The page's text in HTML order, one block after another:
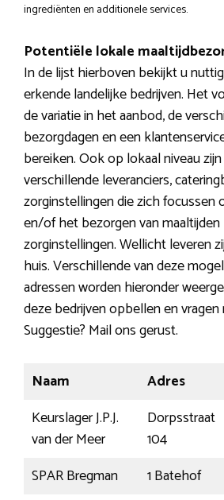
ingrediënten en additionele services.
Potentiële lokale
In de lijst hierboven bekijkt u
erkende landelijke bedrijven. Het
de variatie in het aanbod, de
bezorgdagen en een
bereiken. Ook op lokaal niveau
verschillende leveranciers,
zorginstellingen die zich focussen
en/of het bezorgen van
zorginstellingen. Wellicht leveren
huis. Verschillende van deze
adressen worden hieronder
deze bedrijven opbellen en vragen
Suggestie? Mail ons gerust.
Naam Adres
Keurslager J.P.J.
van der Meer
Dorpsstraat
104
SPAR Bregman
1 Batehof